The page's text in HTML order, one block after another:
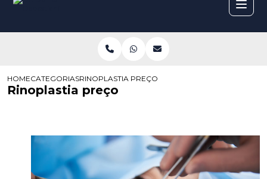
HOMECATEGORIASRINOPLASTIA PREÇO
Rinoplastia preço